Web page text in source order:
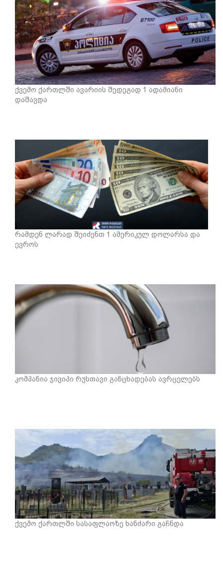
ქვემო ქართლში ავარიის შედეგად 1 ადამიანი
დაშავდა
რამდენ ლარად შეიძენთ 1 ამერიკულ დოლარსა და
ევროს
კომპანია ჯივიპი რუსთავი განცხადებას ავრცელებს
ქვემო ქართლში სასაფლაოზე ხანძარი გაჩნდა